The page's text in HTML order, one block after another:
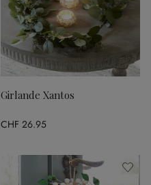
Girlande Xantos
CHF 26.95